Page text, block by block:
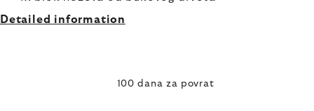
Detailed information
100 dana za povrat